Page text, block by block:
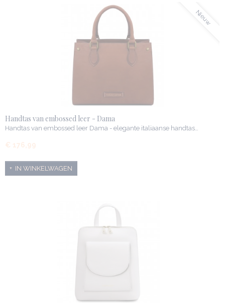
Nieuw
Handtas van embossed leer - Dama
Handtas van embossed leer Dama - elegante italiaanse handtas…
€ 176,99
IN WINKELWAGEN